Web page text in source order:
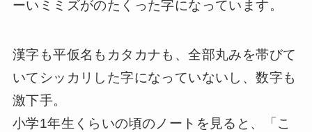
ーいミミズがのたくった字になっています。
漢字も平仮名もカタカナも、全部丸みを帯びて
いてシッカリした字になっていないし、数字も
激下手。
小学1年生くらいの頃のノートを見ると、「こ